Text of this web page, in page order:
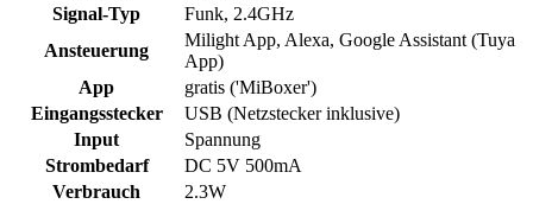
Signal-Typ
Funk, 2.4GHz
Ansteuerung
Milight App, Alexa, Google Assistant (Tuya
App)
App
gratis ('MiBoxer')
Eingangsstecker
USB (Netzstecker inklusive)
Input
Spannung
Strombedarf
DC 5V 500mA
Verbrauch
2.3W